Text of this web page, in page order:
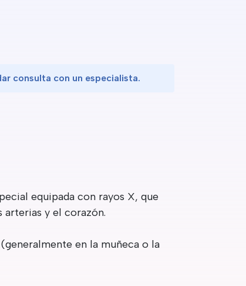
consulta con un especialista.
equipada con rayos X, que
y el corazón.
en la muñeca o la